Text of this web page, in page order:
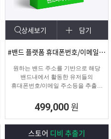
상세보기 담기
#밴드 플랫폼 휴대폰번호/이메일 추출
원하는 밴드 주소를 기반으로 해당
밴드내에서 활동한 유저들의
휴대폰번호/이메일 주소등을 추출해
499,000 원
스토어 디비 추출기